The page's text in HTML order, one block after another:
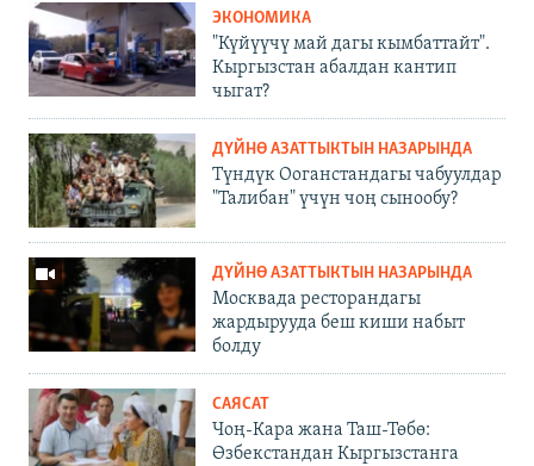
ЭКОНОМИКА
"Күйүүчү май дагы кымбаттайт".
Кыргызстан абалдан кантип
чыгат?
ДҮЙНӨ АЗАТТЫКТЫН НАЗАРЫНДА
Түндүк Ооганстандагы чабуулдар
"Талибан" үчүн чоң сынообу?
ДҮЙНӨ АЗАТТЫКТЫН НАЗАРЫНДА
Москвада ресторандагы
жардырууда беш киши набыт
болду
САЯСАТ
Чоң-Кара жана Таш-Төбө:
Өзбекстандан Кыргызстанга